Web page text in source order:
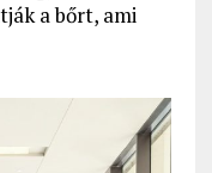
a bőrt, ami